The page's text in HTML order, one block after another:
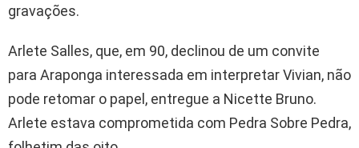
gravações.
Arlete Salles, que, em 90, declinou de um convite
para Araponga interessada em interpretar Vivian, não
pode retomar o papel, entregue a Nicette Bruno.
Arlete estava comprometida com Pedra Sobre Pedra,